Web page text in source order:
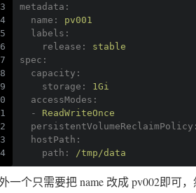
3
4
5
6
7
8
9
metadata:
name:
pv001
labels:
release:
stable
spec:
capacity:
storage:
1Gi
accessModes:
-
ReadWriteOnce
persistentVolumeReclaimPolicy:
hostPath:
path:
/tmp/data
一个只需要把 name 改成 pv002即可，